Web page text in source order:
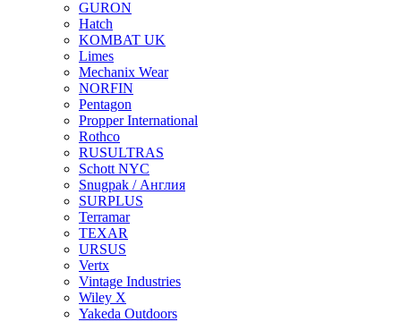
GURON
Hatch
KOMBAT UK
Limes
Mechanix Wear
NORFIN
Pentagon
Propper International
Rothco
RUSULTRAS
Schott NYC
Snugpak / Англия
SURPLUS
Terramar
TEXAR
URSUS
Vertx
Vintage Industries
Wiley X
Yakeda Outdoors